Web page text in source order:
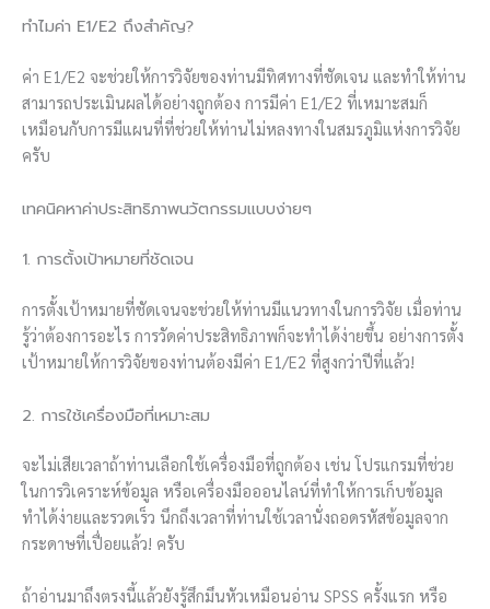
ทำไมค่า E1/E2 ถึงสำคัญ?
ค่า E1/E2 จะช่วยให้การวิจัยของท่านมีทิศทางที่ชัดเจน และทำให้ท่าน
สามารถประเมินผลได้อย่างถูกต้อง การมีค่า E1/E2 ที่เหมาะสมก็
เหมือนกับการมีแผนที่ที่ช่วยให้ท่านไม่หลงทางในสมรภูมิแห่งการวิจัย
ครับ
เทคนิคหาค่าประสิทธิภาพนวัตกรรมแบบง่ายๆ
1. การตั้งเป้าหมายที่ชัดเจน
การตั้งเป้าหมายที่ชัดเจนจะช่วยให้ท่านมีแนวทางในการวิจัย เมื่อท่าน
รู้ว่าต้องการอะไร การวัดค่าประสิทธิภาพก็จะทำได้ง่ายขึ้น อย่างการตั้ง
เป้าหมายให้การวิจัยของท่านต้องมีค่า E1/E2 ที่สูงกว่าปีที่แล้ว!
2. การใช้เครื่องมือที่เหมาะสม
จะไม่เสียเวลาถ้าท่านเลือกใช้เครื่องมือที่ถูกต้อง เช่น โปรแกรมที่ช่วย
ในการวิเคราะห์ข้อมูล หรือเครื่องมือออนไลน์ที่ทำให้การเก็บข้อมูล
ทำได้ง่ายและรวดเร็ว นึกถึงเวลาที่ท่านใช้เวลานั่งถอดรหัสข้อมูลจาก
กระดาษที่เปื่อยแล้ว! ครับ
ถ้าอ่านมาถึงตรงนี้แล้วยังรู้สึกมึนหัวเหมือนอ่าน SPSS ครั้งแรก หรือ